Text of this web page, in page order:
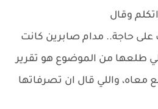
وقال
على حاجة.. مدام صابرين كانت
طلعها من الموضوع هو تقرير
معاه، واللي قال ان تصرفاتها